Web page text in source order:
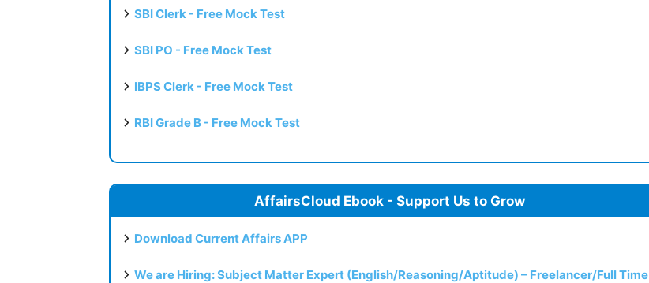
SBI Clerk - Free Mock Test
SBI PO - Free Mock Test
IBPS Clerk - Free Mock Test
RBI Grade B - Free Mock Test
AffairsCloud Ebook - Support Us to Grow
Download Current Affairs APP
We are Hiring: Subject Matter Expert (English/Reasoning/Aptitude) – Freelancer/Full Time